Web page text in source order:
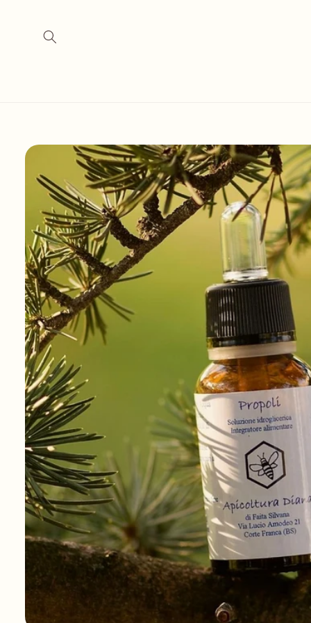
ai contenuti
Passa alle
informazioni
sul prodotto